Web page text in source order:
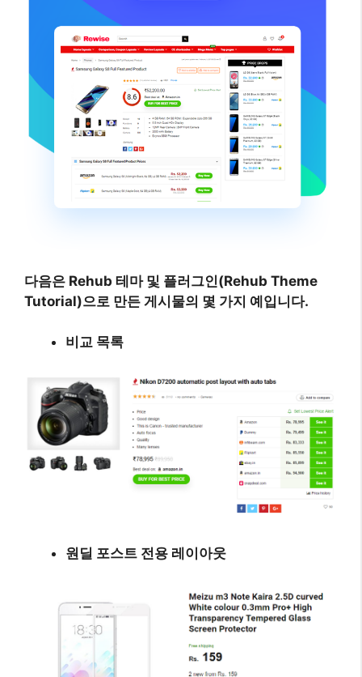
다음은 Rehub 테마 및 플러그인(Rehub Theme
Tutorial)으로 만든 게시물의 몇 가지 예입니다.
비교 목록
원딜 포스트 전용 레이아웃